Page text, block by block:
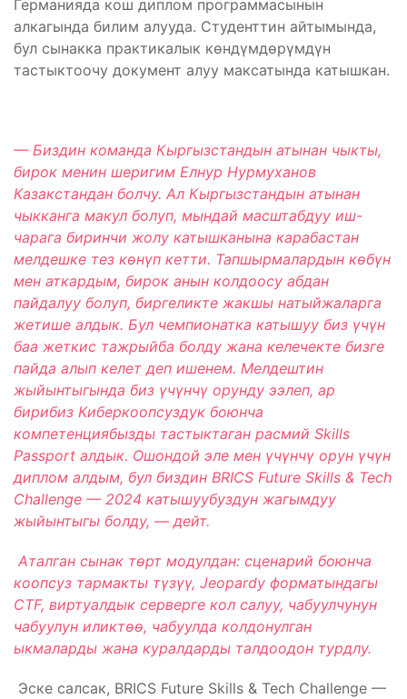
Германияда кош диплом программасынын
алкагында билим алууда. Студенттин айтымында,
бул сынакка практикалык көндүмдөрүмдүн
тастыктоочу документ алуу максатында катышкан.
— Биздин команда Кыргызстандын атынан чыкты,
бирок менин шеригим Елнур Нурмуханов
Казакстандан болчу. Ал Кыргызстандын атынан
чыкканга макул болуп, мындай масштабдуу иш-
чарага биринчи жолу катышканына карабастан
мелдешке тез көнүп кетти. Тапшырмалардын көбүн
мен аткардым, бирок анын колдоосу абдан
пайдалуу болуп, биргеликте жакшы натыйжаларга
жетише алдык. Бул чемпионатка катышуу биз үчүн
баа жеткис тажрыйба болду жана келечекте бизге
пайда алып келет деп ишенем. Мелдештин
жыйынтыгында биз үчүнчү орунду ээлеп, ар
бирибиз Киберкоопсуздук боюнча
компетенциябызды тастыктаган расмий Skills
Passport алдык. Ошондой эле мен үчүнчү орун үчүн
диплом алдым, бул биздин BRICS Future Skills & Tech
Challenge — 2024 катышуубуздун жагымдуу
жыйынтыгы болду, — дейт.
Аталган сынак төрт модулдан: сценарий боюнча
коопсуз тармакты түзүү, Jeopardy форматындагы
CTF, виртуалдык серверге кол салуу, чабуулчунун
чабуулун иликтөө, чабуулда колдонулган
ыкмаларды жана куралдарды талдоодон турдлу.
Эске салсак, BRICS Future Skills & Tech Challenge —